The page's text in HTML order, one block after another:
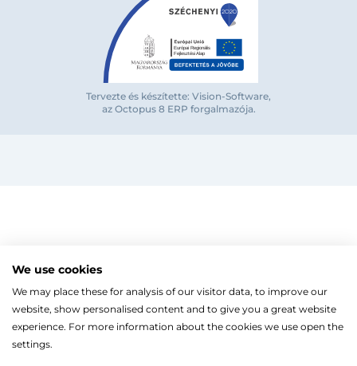
Bejelentkezés e-mail-címmel
Bejelentkezés közösségi fiókkal
Facebook
MOZGÁSKORLÁTOZOTT TERMÉKEK
ZUHANYKABINOK/AJTÓK
Íves zuhanykabin
Szögletes zuhanykabin
Fix zuhanyfal
Zuhanyajtó
Walk-in zuhanyfal
Radiátorok
TÖRÖLKÖZŐSZÁRÍTÓ RADIÁTOR
Törölközőszárító radiátor egyenes
Törölközőszárító radiátor íves
Fűtőpatron
HŐSZIVATTYÚK
Split levegő-víz hőszivattyú
Hőszivattyúhoz kiegészítő
Gépészet, szerszám
KESZTYŰK, VÉDŐFELSZERELÉSEK
LEVÁLASZTÓK
Automata és kézi légtelenítő
Kazán, vízmelegítő
CSŐTERMOSZTÁTOK
ELEKTROMOS KAZÁNOK, KIEGÉSZÍTŐK
Tervezte és készítette: Vision-Software,
az Octopus 8 ERP forgalmazója.
We use cookies
We may place these for analysis of our visitor data, to improve our
website, show personalised content and to give you a great website
experience. For more information about the cookies we use open the
settings.